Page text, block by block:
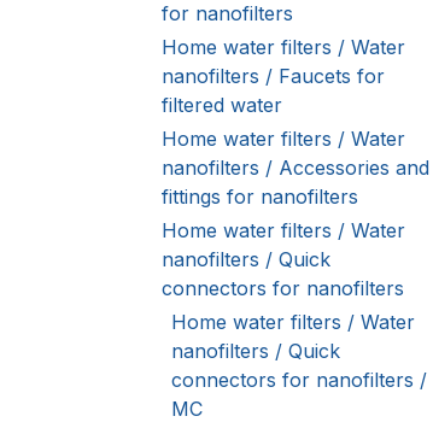
for nanofilters
Home water filters / Water
nanofilters / Faucets for
filtered water
Home water filters / Water
nanofilters / Accessories and
fittings for nanofilters
Home water filters / Water
nanofilters / Quick
connectors for nanofilters
Home water filters / Water
nanofilters / Quick
connectors for nanofilters /
MC